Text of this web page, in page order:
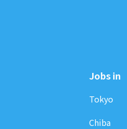
Jobs in
Tokyo
Chiba